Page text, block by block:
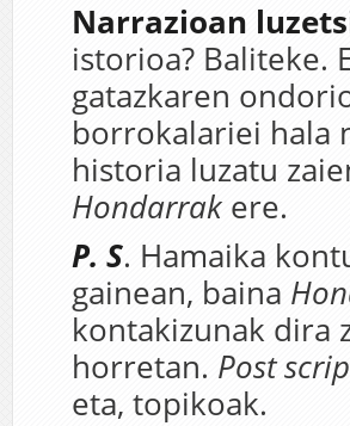
Narrazioan
istorioa? Baliteke.
gatazkaren
borrokalariei hala
historia luzatu
Hondarrak ere.
P. S. Hamaika
gainean, baina
kontakizunak dira
horretan. Post
eta, topikoak.